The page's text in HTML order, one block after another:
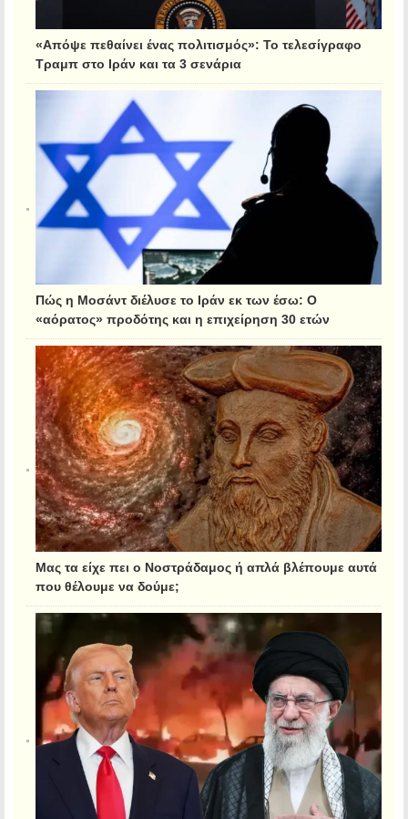
«Απόψε πεθαίνει ένας πολιτισμός»: Το τελεσίγραφο
Τραμπ στο Ιράν και τα 3 σενάρια
Πώς η Μοσάντ διέλυσε το Ιράν εκ των έσω: Ο
«αόρατος» προδότης και η επιχείρηση 30 ετών
Μας τα είχε πει ο Νοστράδαμος ή απλά βλέπουμε αυτά
που θέλουμε να δούμε;